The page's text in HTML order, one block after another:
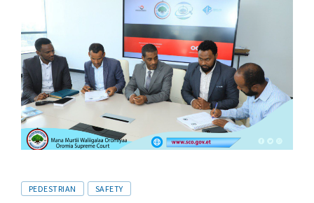
Tags
PEDESTRIAN SAFETY